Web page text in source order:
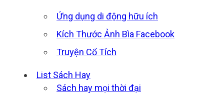
Ứng dụng di động hữu ích
Kích Thước Ảnh Bìa Facebook
Truyện Cổ Tích
List Sách Hay
Sách hay mọi thời đại